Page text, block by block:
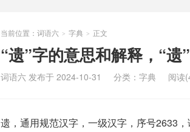
当前位置： 词语六 > 字典 > 正文
“遗”字的意思和解释，“遗
词语六 发布于 2024-10-31 分类： 字典 阅读
遗，通用规范汉字，一级汉字，序号2633